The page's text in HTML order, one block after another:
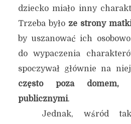
dziecko miało inny
Trzeba było ze strony
by uszanować ich
do wypaczenia
spoczywał głównie na
często poza domem,
publicznymi.
Jednak, wśród